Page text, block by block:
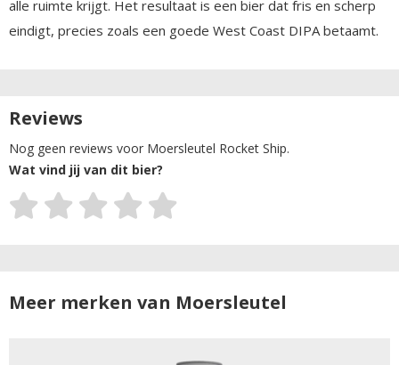
alle ruimte krijgt. Het resultaat is een bier dat fris en scherp
eindigt, precies zoals een goede West Coast DIPA betaamt.
Reviews
Nog geen reviews voor Moersleutel Rocket Ship.
Wat vind jij van dit bier?
Meer merken van Moersleutel